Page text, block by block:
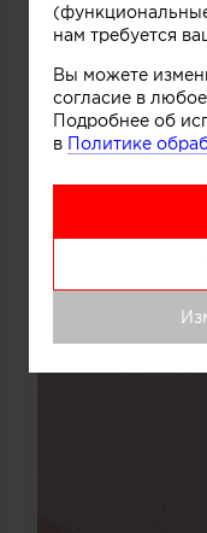
нам требуется
Вы можете
согласие в
Подробнее об
в Политике